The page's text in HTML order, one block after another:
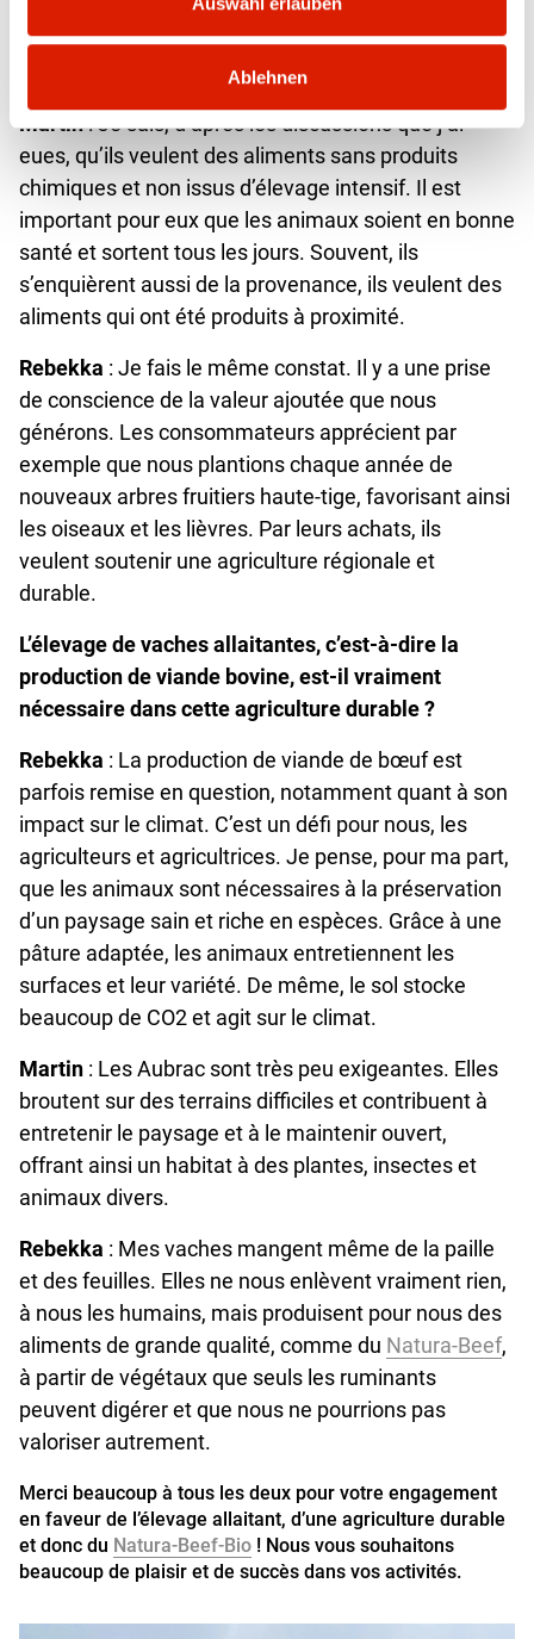
Ablehnen
Qu’apprécient les consommateurs qui font leurs
achats chez vous au marché ou à la ferme ?
Martin: Je sais, d’après les discussions que j’ai
eues, qu’ils veulent des aliments sans produits
chimiques et non issus d’élevage intensif. Il est
important pour eux que les animaux soient en bonne
santé et sortent tous les jours. Souvent, ils
s’enquièrent aussi de la provenance, ils veulent des
aliments qui ont été produits à proximité.
Rebekka : Je fais le même constat. Il y a une prise
de conscience de la valeur ajoutée que nous
générons. Les consommateurs apprécient par
exemple que nous plantions chaque année de
nouveaux arbres fruitiers haute-tige, favorisant ainsi
les oiseaux et les lièvres. Par leurs achats, ils
veulent soutenir une agriculture régionale et
durable.
L’élevage de vaches allaitantes, c’est-à-dire la
production de viande bovine, est-il vraiment
nécessaire dans cette agriculture durable ?
Rebekka : La production de viande de bœuf est
parfois remise en question, notamment quant à son
impact sur le climat. C’est un défi pour nous, les
agriculteurs et agricultrices. Je pense, pour ma part,
que les animaux sont nécessaires à la préservation
d’un paysage sain et riche en espèces. Grâce à une
pâture adaptée, les animaux entretiennent les
surfaces et leur variété. De même, le sol stocke
beaucoup de CO2 et agit sur le climat.
Martin : Les Aubrac sont très peu exigeantes. Elles
broutent sur des terrains difficiles et contribuent à
entretenir le paysage et à le maintenir ouvert,
offrant ainsi un habitat à des plantes, insectes et
animaux divers.
Rebekka : Mes vaches mangent même de la paille
et des feuilles. Elles ne nous enlèvent vraiment rien,
à nous les humains, mais produisent pour nous des
aliments de grande qualité, comme du Natura-Beef,
à partir de végétaux que seuls les ruminants
peuvent digérer et que nous ne pourrions pas
valoriser autrement.
Merci beaucoup à tous les deux pour votre engagement
en faveur de l’élevage allaitant, d’une agriculture durable
et donc du Natura-Beef-Bio ! Nous vous souhaitons
beaucoup de plaisir et de succès dans vos activités.